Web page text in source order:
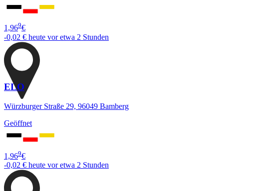
1,969€
-0,02 € heute vor etwa 2 Stunden
ELO
Würzburger Straße 29, 96049 Bamberg
Geöffnet
1,969€
-0,02 € heute vor etwa 2 Stunden